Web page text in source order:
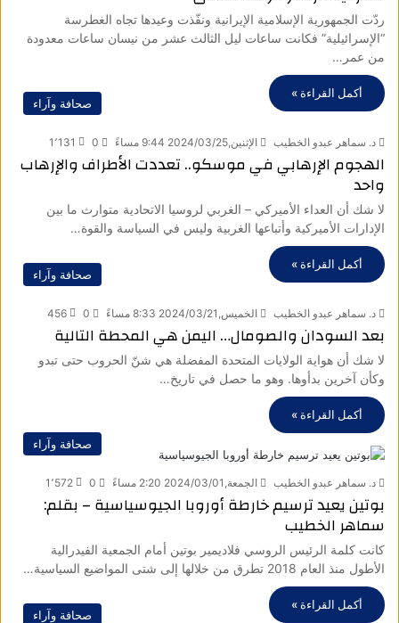
ردّت الجمهورية الإسلامية الإيرانية ونفّذت وعيدها تجاه الغطرسة
“الإسرائيلية” فكانت ساعات ليل الثالث عشر من نيسان ساعات معدودة
من عمر…
أكمل القراءة »
صحافة وآراء
د. سماهر عبدو الخطيب الإثنين,2024/03/25 9:44 مساءً 0 1٬131
الهجوم الإرهابي في موسكو.. تعددت الأطراف والإرهاب
واحد
لا شك أن العداء الأميركي – الغربي لروسيا الاتحادية متوارث ما بين
الإدارات الأميركية وأتباعها الغربية وليس في السياسة والقوة…
أكمل القراءة »
صحافة وآراء
د. سماهر عبدو الخطيب الخميس,2024/03/21 8:33 مساءً 0
456
بعد السودان والصومال… اليمن هي المحطة التالية
لا شك أن هواية الولايات المتحدة المفضلة هي شنّ الحروب حتى تبدو
وكأن آخرين بدأوها. وهو ما حصل في تاريخ…
أكمل القراءة »
صحافة وآراء
د. سماهر عبدو الخطيب الجمعة,2024/03/01 2:20 مساءً 0 1٬572
بوتين يعيد ترسيم خارطة أوروبا الجيوسياسية – بقلم:
سماهر الخطيب
كانت كلمة الرئيس الروسي فلاديمير بوتين أمام الجمعية الفيدرالية
الأطول منذ العام 2018 تطرق من خلالها إلى شتى المواضيع السياسية…
أكمل القراءة »
صحافة وآراء